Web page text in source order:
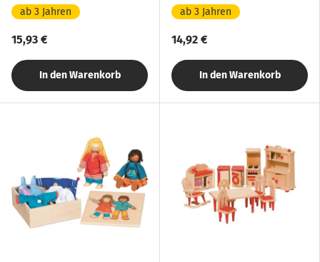
Holz
ab 3 Jahren
15,93 €
In den Warenkorb
flexiblen Gliedmaßen, für
Kinder ab 3 Jahren
ab 3 Jahren
14,92 €
In den Warenkorb